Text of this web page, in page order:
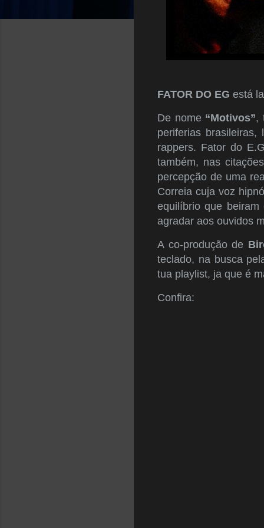
FATOR DO EG está
De nome “Motivos”,
periferias
rappers. Fator do
também, nas
percepção de uma
Correia cuja voz
equilíbrio que
agradar aos ouvidos
A co-produção de
teclado, na busca
tua playlist, ja que é
Confira: